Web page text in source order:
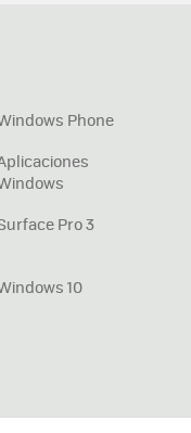
Phone
Pro 3
10